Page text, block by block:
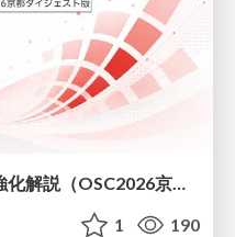
Redmine 7.0 新機能・機能強化解説（OSC2026京都ダイジェスト版）
1 190